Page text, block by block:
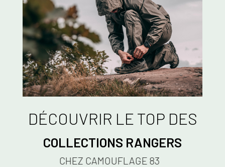
DÉCOUVRIR LE TOP DES
COLLECTIONS RANGERS
CHEZ CAMOUFLAGE 83